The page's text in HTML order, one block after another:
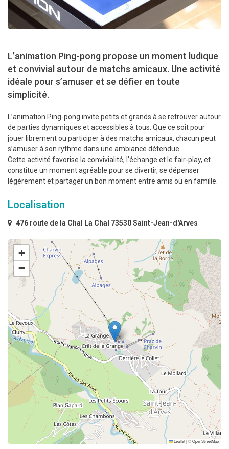
L’animation Ping-pong propose un moment ludique
et convivial autour de matchs amicaux. Une activité
idéale pour s’amuser et se défier en toute
simplicité.
L’animation Ping-pong invite petits et grands à se retrouver autour
de parties dynamiques et accessibles à tous. Que ce soit pour
jouer librement ou participer à des matchs amicaux, chacun peut
s’amuser à son rythme dans une ambiance détendue.
Cette activité favorise la convivialité, l’échange et le fair-play, et
constitue un moment agréable pour se divertir, se dépenser
légèrement et partager un bon moment entre amis ou en famille.
Localisation
476 route de la Chal La Chal 73530 Saint-Jean-d'Arves
+
−
Leaflet|©OpenStreetMap